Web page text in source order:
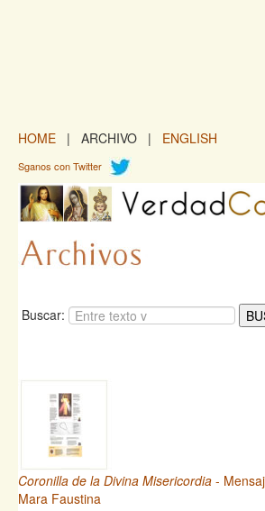
HOME | ARCHIVO | ENGLISH
Sganos con Twitter
Buscar:
Coronilla de la Divina Misericordia -
Mara Faustina